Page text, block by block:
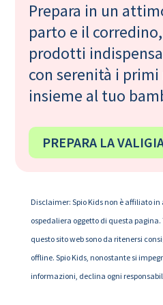
Prepara in un
parto e il
prodotti
con serenità i
insieme al tuo
PREPARA LA
Disclaimer: Spio Kids non è affiliato
ospedaliera oggetto di questa
questo sito web sono da ritenersi
offline. Spio Kids, nonostante si
informazioni, declina ogni